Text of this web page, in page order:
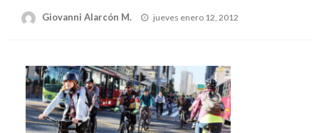
Giovanni Alarcón M.
Publicado
jueves enero 12, 2012